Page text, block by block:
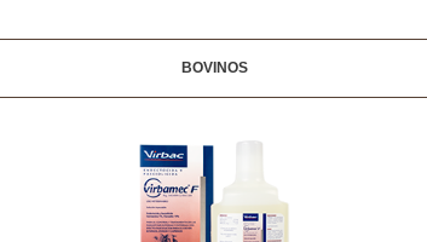
BOVINOS